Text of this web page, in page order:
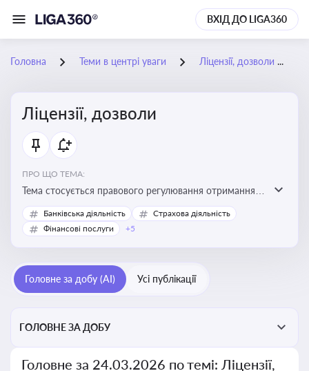
ВХІД ДО LIGA360
Головна Теми в центрі уваги Ліцензії, дозволи
Ліцензії, дозволи
ПРО ЩО ТЕМА:
Тема стосується правового регулювання отримання,
переоформлення, анулювання ліцензій і дозволів,
необхідних для провадження господарської
Банківська діяльність
Страхова діяльність
Фінансові послуги
+5
Головне за добу (AI) Усі публікації
ГОЛОВНЕ ЗА ДОБУ
Головне за 24.03.2026 по темі: Ліцензії,